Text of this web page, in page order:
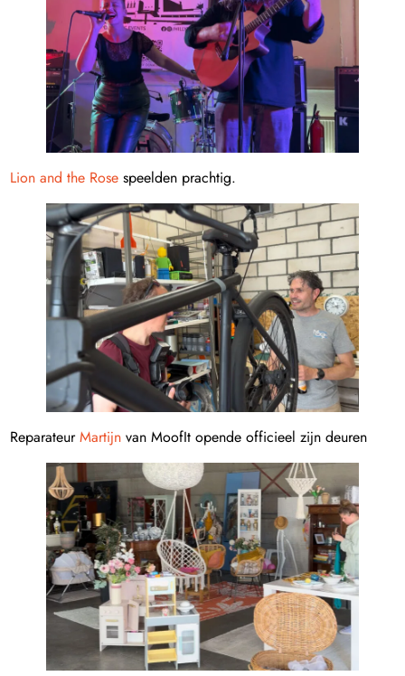
Lion and the Rose speelden prachtig.
ReparateurMartijn van MoofIt opende officieel zijn deuren